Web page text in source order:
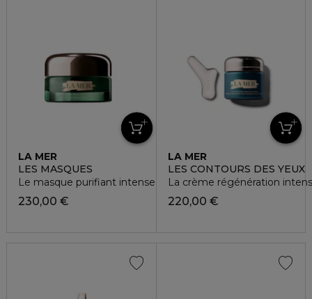
LA MER
LES MASQUES
Le masque purifiant intense
230,00 €
LA MER
LES CONTOURS DES YEUX
La crème régénération
220,00 €